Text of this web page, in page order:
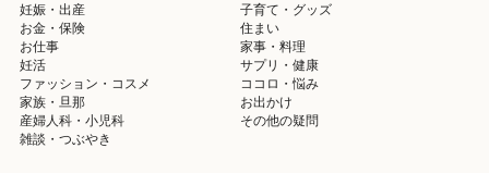
妊娠・出産
子育て・グッズ
お金・保険
住まい
お仕事
家事・料理
妊活
サプリ・健康
ファッション・コスメ
ココロ・悩み
家族・旦那
お出かけ
産婦人科・小児科
その他の疑問
雑談・つぶやき